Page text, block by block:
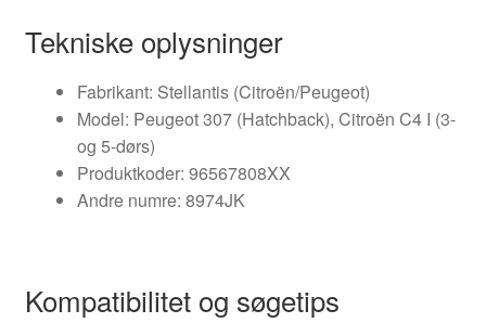
Tekniske oplysninger
Fabrikant: Stellantis (Citroën/Peugeot)
Model: Peugeot 307 (Hatchback), Citroën C4 I (3-
og 5-dørs)
Produktkoder: 96567808XX
Andre numre: 8974JK
Kompatibilitet og søgetips